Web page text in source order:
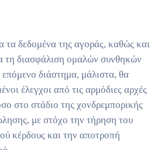
τα δεδομένα της αγοράς, καθώς και
τη διασφάλιση ομαλών συνθηκών
διάστημα, μάλιστα, θα
έλεγχοι από τις αρμόδιες αρχές
στο στάδιο της χονδρεμπορικής
με στόχο την τήρηση του
κέρδους και την αποτροπή